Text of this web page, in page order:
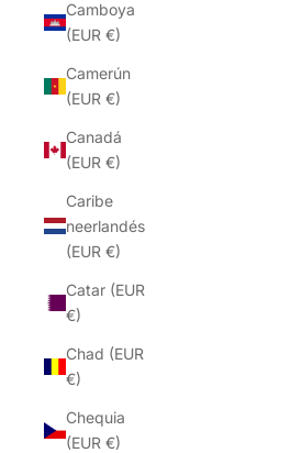
Camboya
(EUR €)
Camerún
(EUR €)
Canadá
(EUR €)
Caribe
neerlandés
(EUR €)
Catar (EUR
€)
Chad (EUR
€)
Chequia
(EUR €)